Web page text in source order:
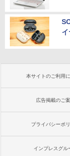
本サイトのご利用
広告掲載のご
プライバシーポ
インプレスグル